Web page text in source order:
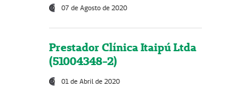
07 de Agosto de 2020
Prestador Clínica Itaipú Ltda
(51004348-2)
01 de Abril de 2020